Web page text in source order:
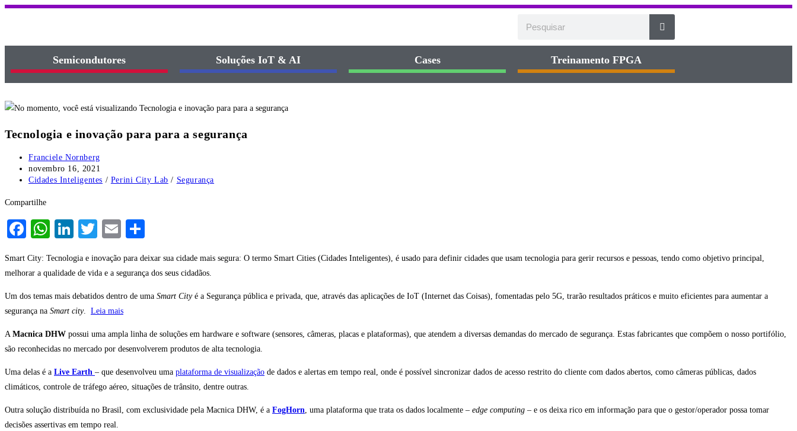
Semicondutores Soluções IoT & AI Cases Treinamento FPGA​
Tecnologia e inovação para para a segurança
Franciele Nornberg
novembro 16, 2021
Cidades Inteligentes / Perini City Lab / Segurança
Compartilhe
Facebook
WhatsApp
LinkedIn
TwitterEmail
Smart City: Tecnologia e inovação para deixar sua cidade mais segura: O termo Smart Cities (Cidades Inteligentes), é usado para definir cidades que usam tecnologia para gerir recursos e pessoas, tendo como objetivo principal,
melhorar a qualidade de vida e a segurança dos seus cidadãos.
Um dos temas mais debatidos dentro de uma Smart Cityé a Segurança pública e privada, que, através das aplicações de IoT (Internet das Coisas), fomentadas pelo 5G, trarão resultados práticos e muito eficientes para aumentar a
segurança na Smart city. Leia mais
A Macnica DHW possui uma ampla linha de soluções em hardware e software (sensores, câmeras, placas e plataformas), que atendem a diversas demandas do mercado de segurança. Estas fabricantes que compõem o nosso portifólio,
são reconhecidas no mercado por desenvolverem produtos de alta tecnologia.
Uma delas é a Live Earth – que desenvolveu uma plataforma de visualização de dados e alertas em tempo real, onde é possível sincronizar dados de acesso restrito do cliente com dados abertos, como câmeras públicas, dados
climáticos, controle de tráfego aéreo, situações de trânsito, dentre outras.
Outra solução distribuída no Brasil, com exclusividade pela Macnica DHW, é a FogHorn, uma plataforma que trata os dados localmente – edge computing – e os deixa rico em informação para que o gestor/operador possa tomar
decisões assertivas em tempo real.